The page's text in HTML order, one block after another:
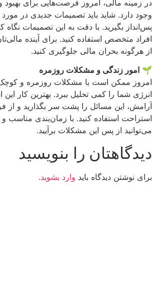
در زمینه مالی، امروز فرصت‌هایی برای
وجود دارد. شاید باید تصمیمات جدیدی در
پس‌انداز بگیرید. با دقت به این تصمیمات نگاه
افراد متخصص استفاده کنید. برای آینده
از هرگونه بحران مالی جلوگیری کنید.
🌱 امور زندگی و مشکلات روزمره
امروز ممکن است با مشکلات روزمره و
انرژی شما را کمی تحلیل ببرد. بهترین کار
آرامش، این مسائل را پشت سر بگذارید و
استراحت استفاده کنید. با زمان‌بندی مناسب و
می‌توانید از پس این مشکلات برآیید.
دیدگاهتان را بنویسید
برای نوشتن دیدگاه باید وارد بشوید.